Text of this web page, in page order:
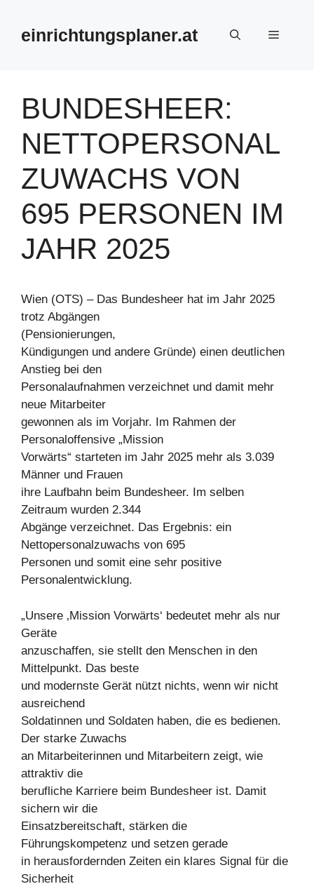
springeneinrichtungsplaner.at Menü
BUNDESHEER:
NETTOPERSONAL
ZUWACHS VON
695 PERSONEN IM
JAHR 2025
Wien (OTS) – Das Bundesheer hat im Jahr 2025
trotz Abgängen
(Pensionierungen,
Kündigungen und andere Gründe) einen deutlichen
Anstieg bei den
Personalaufnahmen verzeichnet und damit mehr
neue Mitarbeiter
gewonnen als im Vorjahr. Im Rahmen der
Personaloffensive „Mission
Vorwärts“ starteten im Jahr 2025 mehr als 3.039
Männer und Frauen
ihre Laufbahn beim Bundesheer. Im selben
Zeitraum wurden 2.344
Abgänge verzeichnet. Das Ergebnis: ein
Nettopersonalzuwachs von 695
Personen und somit eine sehr positive
Personalentwicklung.
„Unsere ‚Mission Vorwärts‘ bedeutet mehr als nur
Geräte
anzuschaffen, sie stellt den Menschen in den
Mittelpunkt. Das beste
und modernste Gerät nützt nichts, wenn wir nicht
ausreichend
Soldatinnen und Soldaten haben, die es bedienen.
Der starke Zuwachs
an Mitarbeiterinnen und Mitarbeitern zeigt, wie
attraktiv die
berufliche Karriere beim Bundesheer ist. Damit
sichern wir die
Einsatzbereitschaft, stärken die
Führungskompetenz und setzen gerade
in herausfordernden Zeiten ein klares Signal für die
Sicherheit